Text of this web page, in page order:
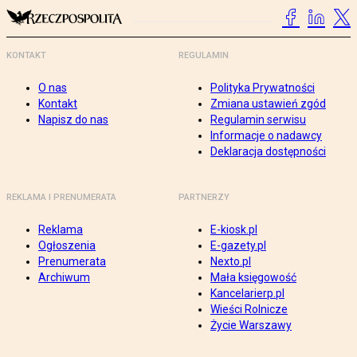
KONTAKT
O nas
Kontakt
Napisz do nas
REGULAMIN
Polityka Prywatności
Zmiana ustawień zgód
Regulamin serwisu
Informacje o nadawcy
Deklaracja dostępności
REKLAMA I PRENUMERATA
Reklama
Ogłoszenia
Prenumerata
Archiwum
PARTNERZY
E-kiosk.pl
E-gazety.pl
Nexto.pl
Mała księgowość
Kancelarierp.pl
Wieści Rolnicze
Życie Warszawy